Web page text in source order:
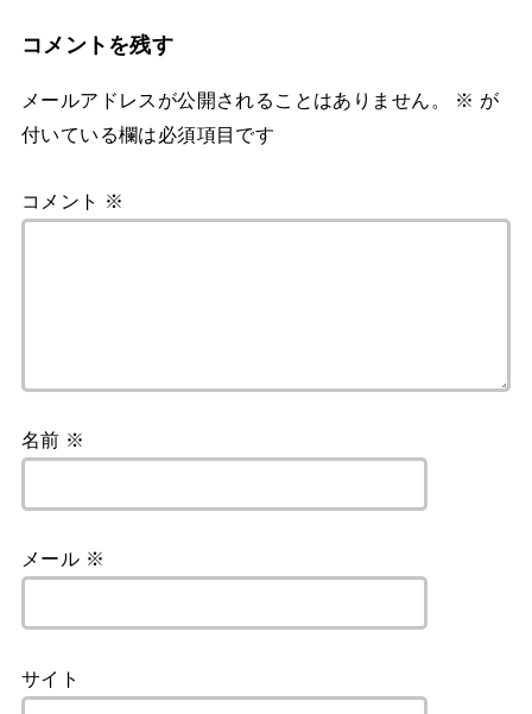
コメントを残す
メールアドレスが公開されることはありません。 ※ が
付いている欄は必須項目です
コメント ※
名前 ※
メール ※
サイト